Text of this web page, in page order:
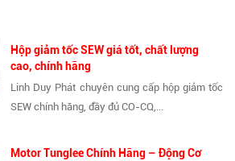
Hộp giảm tốc SEW giá tốt, chất lượng
cao, chính hãng
Linh Duy Phát chuyên cung cấp hộp giảm tốc
SEW chính hãng, đầy đủ CO-CQ,...
Motor Tunglee Chính Hãng – Động Cơ